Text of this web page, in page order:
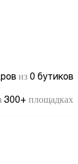
из 0 бутиков
300+ площадках